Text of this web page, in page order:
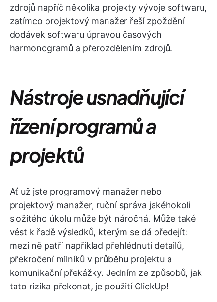
zdrojů napříč několika projekty vývoje softwaru,
zatímco projektový manažer řeší zpoždění
dodávek softwaru úpravou časových
harmonogramů a přerozdělením zdrojů.
Nástroje usnadňující
řízení programů a
projektů
Ať už jste programový manažer nebo
projektový manažer, ruční správa jakéhokoli
složitého úkolu může být náročná. Může také
vést k řadě výsledků, kterým se dá předejít:
mezi ně patří například přehlédnutí detailů,
překročení milníků v průběhu projektu a
komunikační překážky. Jedním ze způsobů, jak
tato rizika překonat, je použití ClickUp!